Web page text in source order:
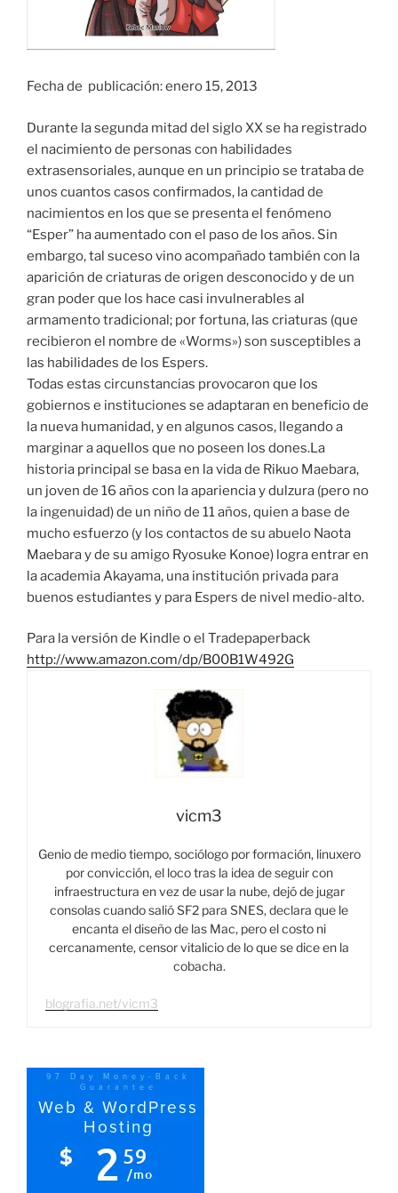
Fecha de publicación: enero 15, 2013
Durante la segunda mitad del siglo XX se ha registrado
el nacimiento de personas con habilidades
extrasensoriales, aunque en un principio se trataba de
unos cuantos casos confirmados, la cantidad de
nacimientos en los que se presenta el fenómeno
“Esper” ha aumentado con el paso de los años. Sin
embargo, tal suceso vino acompañado también con la
aparición de criaturas de origen desconocido y de un
gran poder que los hace casi invulnerables al
armamento tradicional; por fortuna, las criaturas (que
recibieron el nombre de «Worms») son susceptibles a
las habilidades de los Espers.
Todas estas circunstancias provocaron que los
gobiernos e instituciones se adaptaran en beneficio de
la nueva humanidad, y en algunos casos, llegando a
marginar a aquellos que no poseen los dones.La
historia principal se basa en la vida de Rikuo Maebara,
un joven de 16 años con la apariencia y dulzura (pero no
la ingenuidad) de un niño de 11 años, quien a base de
mucho esfuerzo (y los contactos de su abuelo Naota
Maebara y de su amigo Ryosuke Konoe) logra entrar en
la academia Akayama, una institución privada para
buenos estudiantes y para Espers de nivel medio-alto.
Para la versión de Kindle o el Tradepaperback
http://www.amazon.com/dp/B00B1W492G
vicm3
Genio de medio tiempo, sociólogo por formación, linuxero
por convicción, el loco tras la idea de seguir con
infraestructura en vez de usar la nube, dejó de jugar
consolas cuando salió SF2 para SNES, declara que le
encanta el diseño de las Mac, pero el costo ni
cercanamente, censor vitalicio de lo que se dice en la
cobacha.
blografia.net/vicm3